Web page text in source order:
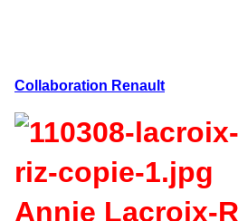
Collaboration Renault
Annie Lacroix-